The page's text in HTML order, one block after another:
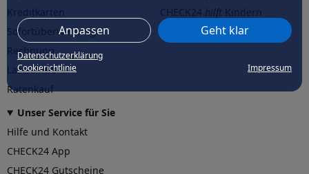
Anpassen Geht klar
Datenschutzerklärung
Cookierichtlinie
Impressum
Sofortüberweisung
Rechnung
Lastschrift
Ratenkauf
CHECK24hilftder Natur
Unser Service für Sie
Hilfe und Kontakt
CHECK24 App
CHECK24 Gutscheine